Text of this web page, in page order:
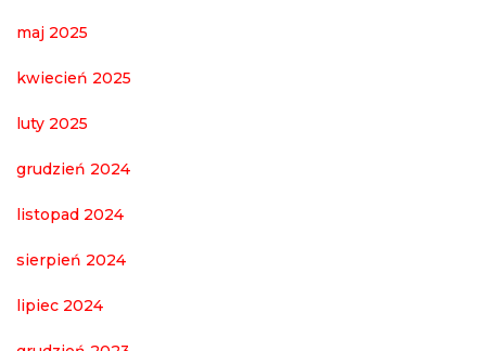
maj 2025
kwiecień 2025
luty 2025
grudzień 2024
listopad 2024
sierpień 2024
lipiec 2024